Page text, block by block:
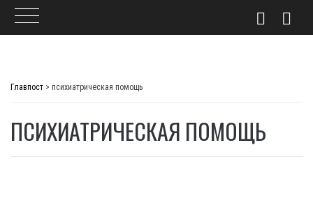
Главпост > психиатрическая помощь
ПСИХИАТРИЧЕСКАЯ ПОМОЩЬ